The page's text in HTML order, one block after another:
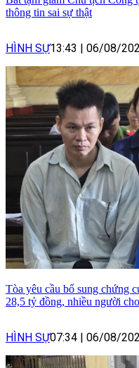
thông tin sai sự thật
HÌNH SỰ13:43 | 06/08/
Tòa yêu cầu bổ sung chứng
28,5 tỷ đồng, nhiều người
HÌNH SỰ07:34 | 06/08/